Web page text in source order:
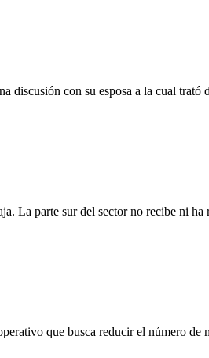
discusión con su esposa a la cual
La parte sur del sector no recibe ni
que busca reducir el número de